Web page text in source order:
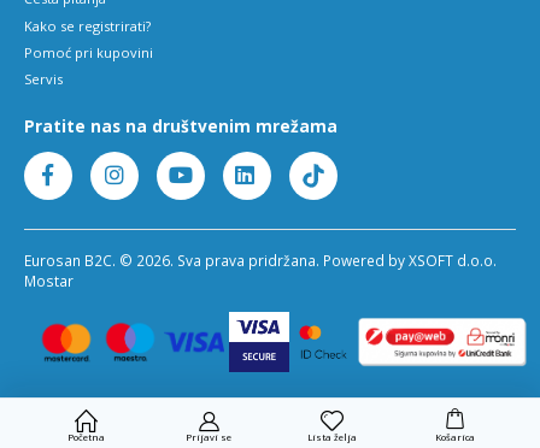
Početna Prijavi se Lista želja Košarica
Kako se registrirati?
Pomoć pri kupovini
Servis
Pratite nas na društvenim mrežama
Eurosan B2C. © 2026. Sva prava pridržana. Powered by XSOFT d.o.o.
Mostar